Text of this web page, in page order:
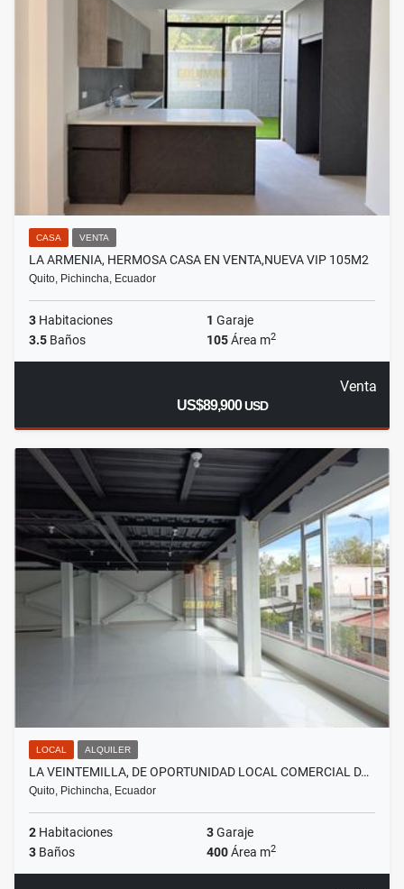
CASA VENTA
LA ARMENIA, HERMOSA CASA EN VENTA,NUEVA VIP 105M2
Quito, Pichincha, Ecuador
3 Habitaciones 1 Garaje
3.5 Baños 105Área m2
Venta
US$89,900USD
LOCAL ALQUILER
LA VEINTEMILLA, DE OPORTUNIDAD LOCAL COMERCIAL D…
Quito, Pichincha, Ecuador
2 Habitaciones 3Garaje
3 Baños 400Área m2